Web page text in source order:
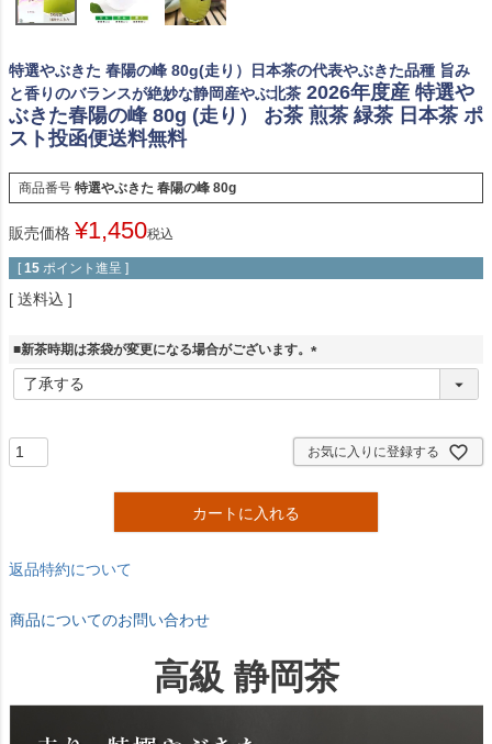
特選やぶきた 春陽の峰 80g(走り）日本茶の代表やぶきた品種 旨み
と香りのバランスが絶妙な静岡産やぶ北茶 2026年度産 特選や
ぶきた春陽の峰 80g (走り） お茶 煎茶 緑茶 日本茶 ポ
スト投函便送料無料
商品番号 特選やぶきた 春陽の峰 80g
販売価格 ¥1,450税込
[ 15 ポイント進呈 ]
送料込
■新茶時期は茶袋が変更になる場合がございます。
(
お気に入りに登録する
カートに入れる
返品特約について
商品についてのお問い合わせ
高級 静岡茶